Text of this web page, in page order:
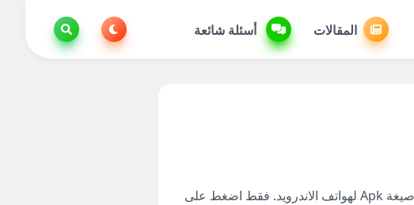
المقالات أسئلة شائعة
بإستمرار الى أخر تحديث على صيغة Apk لهواتف الاندرويد. فقط اضغط على